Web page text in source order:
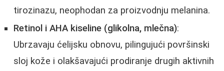
tirozinazu, neophodan za proizvodnju melanina.
Retinol i AHA kiseline (glikolna, mlečna):
Ubrzavaju ćelijsku obnovu, pilingujući površinski
sloj kože i olakšavajući prodiranje drugih aktivnih